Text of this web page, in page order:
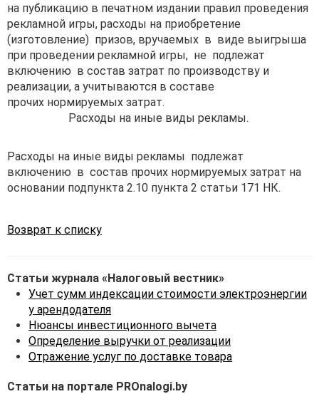
на публикацию в печатном издании правил проведения
рекламной игры, расходы на приобретение
(изготовление) призов, вручаемых в виде выигрыша
при проведении рекламной игры, не подлежат
включению в состав затрат по производству и
реализации, а учитываются в составе
прочих нормируемых затрат.
Расходы на иные виды рекламы.
Расходы на иные виды рекламы подлежат
включению в состав прочих нормируемых затрат на
основании подпункта 2.10 пункта 2 статьи 171 НК.
Возврат к списку
Статьи журнала «Налоговый вестник»
Учет сумм индексации стоимости электроэнергии
у арендодателя
Нюансы инвестиционного вычета
Определение выручки от реализации
Отражение услуг по доставке товара
Статьи на портале PROnalogi.by